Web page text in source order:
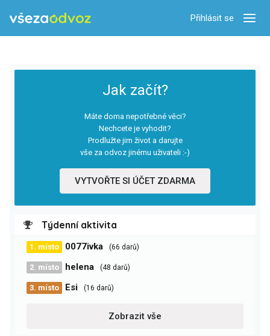
Přihlásit se
Jak začít?
Máte doma nepotřebné věci?
Nechcete je vyhodit?
Prodlužte jim život a darujte
vše za odvoz jinému uživateli :-)
VYTVOŘTE SI ÚČET ZDARMA
Týdenní aktivita
1. místo 0077ivka (66 darů)
2. místo helena (48 darů)
3. místo Esi (16 darů)
Zobrazit vše